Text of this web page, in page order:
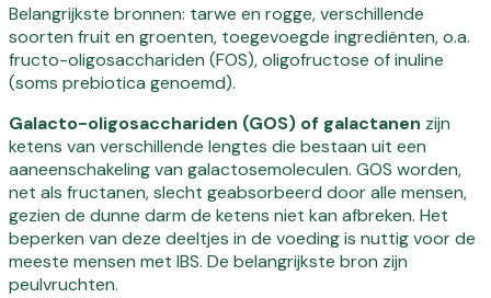
Belangrijkste bronnen: tarwe en rogge, verschillende
soorten fruit en groenten, toegevoegde ingrediënten, o.a.
fructo-oligosacchariden (FOS), oligofructose of inuline
(soms prebiotica genoemd).
Galacto-oligosacchariden (GOS) of galactanen zijn
ketens van verschillende lengtes die bestaan uit een
aaneenschakeling van galactosemoleculen. GOS worden,
net als fructanen, slecht geabsorbeerd door alle mensen,
gezien de dunne darm de ketens niet kan afbreken. Het
beperken van deze deeltjes in de voeding is nuttig voor de
meeste mensen met IBS. De belangrijkste bron zijn
peulvruchten.